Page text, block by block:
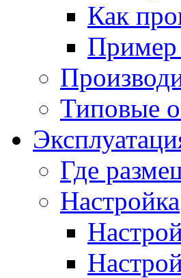
Как
Пример
Типовые
Где
Настройка